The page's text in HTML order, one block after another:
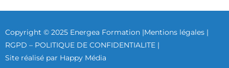
Copyright © 2025 Energea Formation |Mentions légales |
RGPD – POLITIQUE DE CONFIDENTIALITE |
Site réalisé par Happy Média